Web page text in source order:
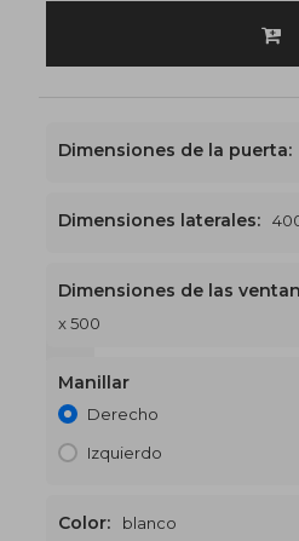
Dimensiones de la puerta:
Dimensiones laterales:
Dimensiones de las
x 500
Manillar
Derecho
Izquierdo
Color: blanco